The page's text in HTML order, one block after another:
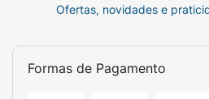
Ofertas, novidades e
Formas de Pagamento